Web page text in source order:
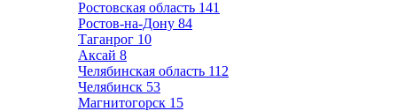
Ростовская область 141
Ростов-на-Дону 84
Таганрог 10
Аксай 8
Челябинская область 112
Челябинск 53
Магнитогорск 15